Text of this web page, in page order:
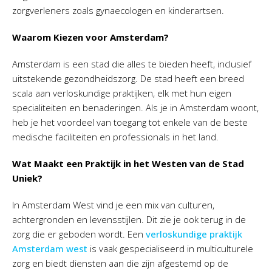
zorgverleners zoals gynaecologen en kinderartsen.
Waarom Kiezen voor Amsterdam?
Amsterdam is een stad die alles te bieden heeft, inclusief
uitstekende gezondheidszorg. De stad heeft een breed
scala aan verloskundige praktijken, elk met hun eigen
specialiteiten en benaderingen. Als je in Amsterdam woont,
heb je het voordeel van toegang tot enkele van de beste
medische faciliteiten en professionals in het land.
Wat Maakt een Praktijk in het Westen van de Stad
Uniek?
In Amsterdam West vind je een mix van culturen,
achtergronden en levensstijlen. Dit zie je ook terug in de
zorg die er geboden wordt. Een verloskundige praktijk
Amsterdam west is vaak gespecialiseerd in multiculturele
zorg en biedt diensten aan die zijn afgestemd op de